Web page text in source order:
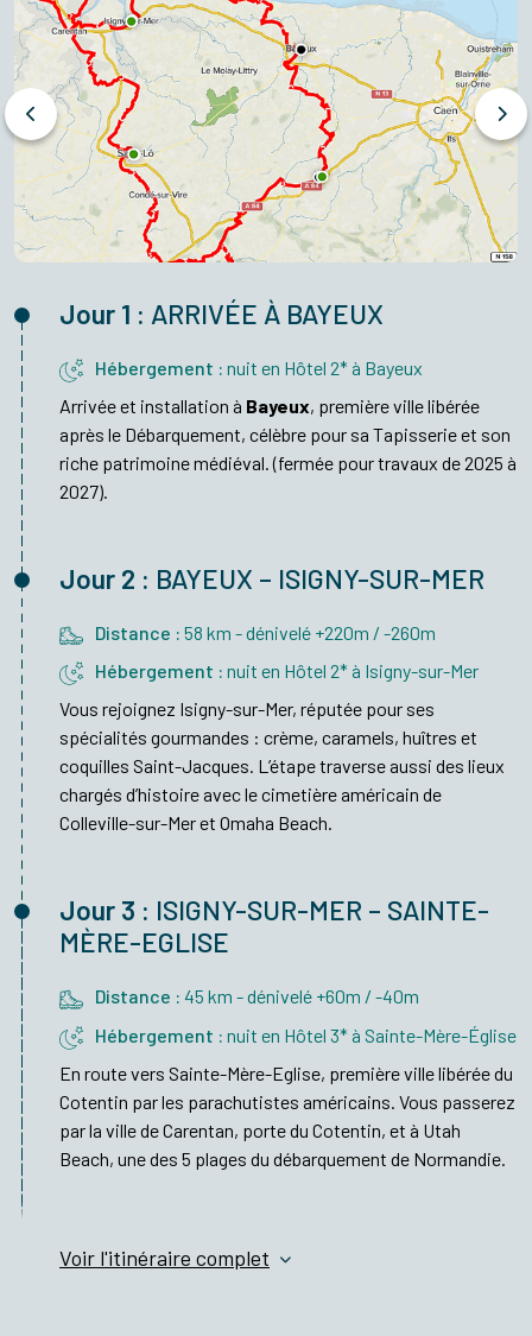
Jour 1 : ARRIVÉE À BAYEUX
Hébergement : nuit en Hôtel 2* à Bayeux
Arrivée et installation à Bayeux, première ville libérée
après le Débarquement, célèbre pour sa Tapisserie et son
riche patrimoine médiéval. (fermée pour travaux de 2025 à
2027).
Jour 2 : BAYEUX – ISIGNY-SUR-MER
Distance : 58 km - dénivelé +220m / -260m
Hébergement : nuit en Hôtel 2* à Isigny-sur-Mer
Vous rejoignez Isigny-sur-Mer, réputée pour ses
spécialités gourmandes : crème, caramels, huîtres et
coquilles Saint-Jacques. L’étape traverse aussi des lieux
chargés d’histoire avec le cimetière américain de
Colleville-sur-Mer et Omaha Beach.
Jour 3 : ISIGNY-SUR-MER – SAINTE-
MÈRE-EGLISE
Distance : 45 km - dénivelé +60m / -40m
Hébergement : nuit en Hôtel 3* à Sainte-Mère-Église
En route vers Sainte-Mère-Eglise, première ville libérée du
Cotentin par les parachutistes américains. Vous passerez
par la ville de Carentan, porte du Cotentin, et à Utah
Beach, une des 5 plages du débarquement de Normandie.
Voir l'itinéraire complet